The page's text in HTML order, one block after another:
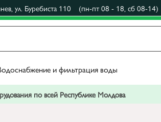
ул. Буребиста 110 (пн-пт 08 - 18, сб 08-14)
и фильтрация воды
по всей Республике Молдова